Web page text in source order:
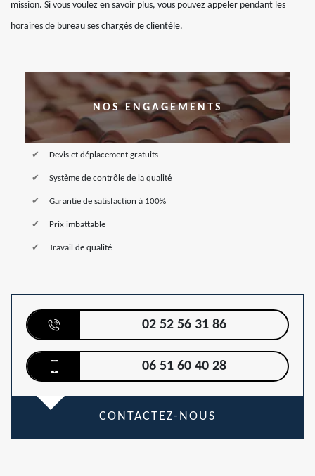
mission. Si vous voulez en savoir plus, vous pouvez appeler pendant les
horaires de bureau ses chargés de clientèle.
NOS ENGAGEMENTS
Devis et déplacement gratuits
Système de contrôle de la qualité
Garantie de satisfaction à 100%
Prix imbattable
Travail de qualité
02 52 56 31 86
06 51 60 40 28
CONTACTEZ-NOUS